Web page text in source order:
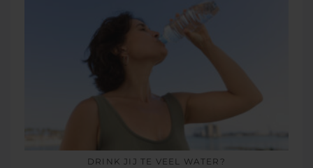
DRINK JIJ TE VEEL WATER?